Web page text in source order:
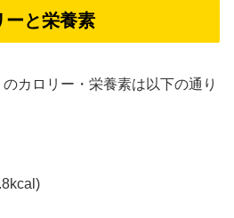
ーと栄養素
カロリー・栄養素は以下の通り